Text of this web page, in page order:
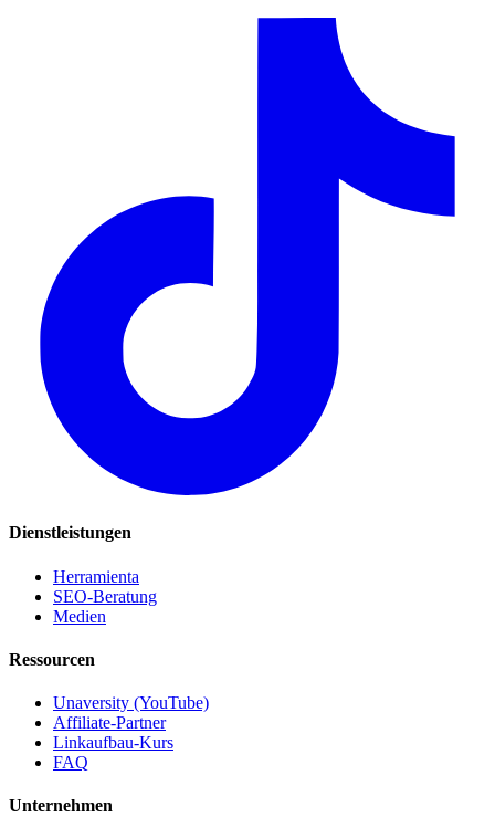
Dienstleistungen
Herramienta
SEO-Beratung
Medien
Ressourcen
Unaversity (YouTube)
Affiliate-Partner
Linkaufbau-Kurs
FAQ
Unternehmen